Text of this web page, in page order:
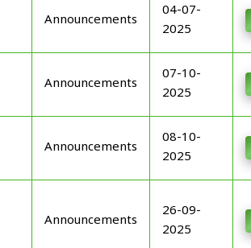
Announcements
04-07-
2025
Announcements
07-10-
2025
Announcements
08-10-
2025
Announcements
26-09-
2025